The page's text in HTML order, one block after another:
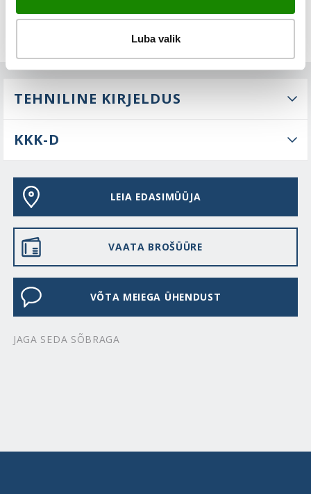
Luba valik
TEHNILINE KIRJELDUS
KKK-D
LEIA EDASIMÜÜJA
VAATA BROŠÜÜRE
VÕTA MEIEGA ÜHENDUST
JAGA SEDA SÕBRAGA